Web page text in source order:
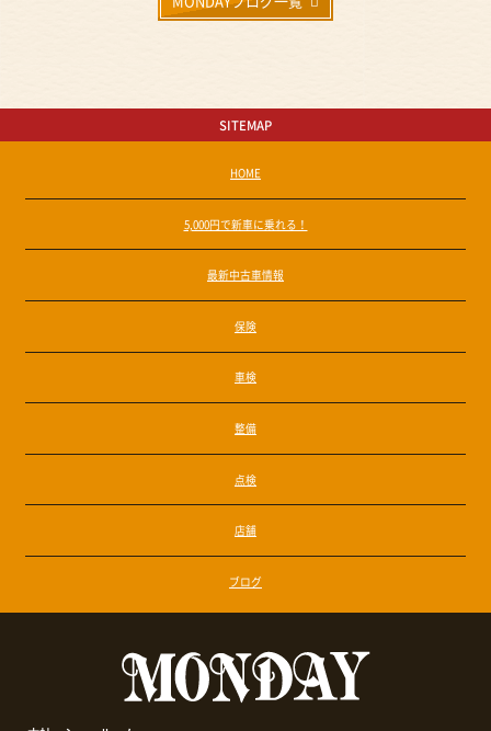
SITEMAP
HOME
5,000円で新車に乗れる！
最新中古車情報
保険
車検
整備
点検
店舗
ブログ